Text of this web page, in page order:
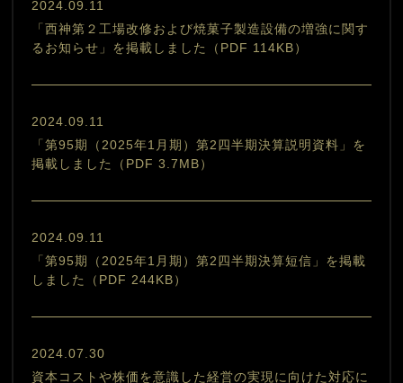
2024.09.11
「西神第２工場改修および焼菓子製造設備の増強に関す
るお知らせ」を掲載しました（PDF 114KB）
2024.09.11
「第95期（2025年1月期）第2四半期決算説明資料」を
掲載しました（PDF 3.7MB）
2024.09.11
「第95期（2025年1月期）第2四半期決算短信」を掲載
しました（PDF 244KB）
2024.07.30
資本コストや株価を意識した経営の実現に向けた対応に